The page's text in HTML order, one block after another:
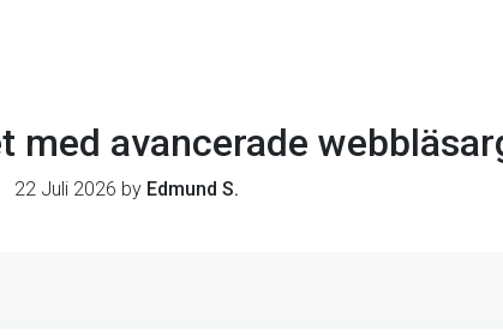
avancerade
22 Juli 2026 by Edmund S.